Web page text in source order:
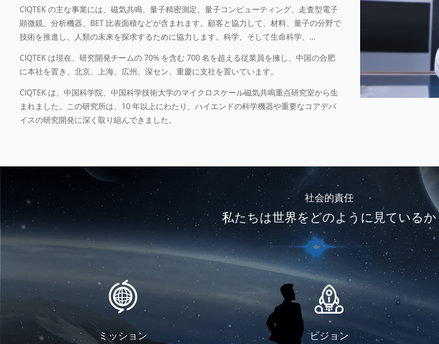
CIQTEK の主な事業には、磁気共鳴、量子精密測定、量子コンピューティング、走査型電子
顕微鏡、分析機器、BET 比表面積などが含まれます。顧客と協力して、材料、量子の分野で
技術を推進し、人類の未来を探求するために協力します。科学、そして生命科学、...
CIQTEK は現在、研究開発チームの 70% を含む 700 名を超える従業員を擁し、中国の合肥
に本社を置き、北京、上海、広州、深セン、重慶に支社を置いています。
CIQTEK は、中国科学院、中国科学技術大学のマイクロスケール磁気共鳴重点研究室から生
まれました。この研究所は、10 年以上にわたり、ハイエンドの科学機器や重要なコアデバ
イスの研究開発に深く取り組んできました。
社会的責任
私たちは世界をどのように見ているか
ミッション ビジョン